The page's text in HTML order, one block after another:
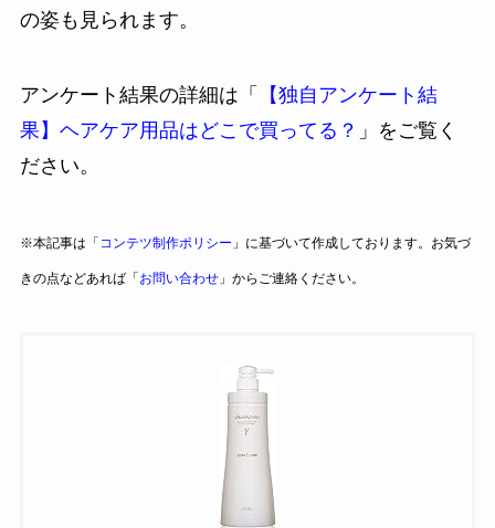
の姿も見られます。
アンケート結果の詳細は「
【独自アンケート結
果】ヘアケア用品はどこで買ってる？ 」をご覧く
ださい。
※本記事は「 コンテツ制作ポリシー 」に基づいて作成しております。お気づ
きの点などあれば「お問い合わせ」からご連絡ください。